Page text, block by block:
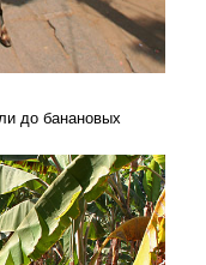
до банановых